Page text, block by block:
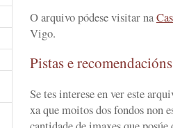
O arquivo pódese visitar na
Vigo.
Pistas e
Se tes interese en ver este
xa que moitos dos fondos non